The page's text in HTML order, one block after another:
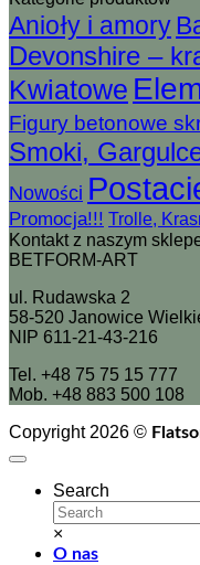
Anioły i amory
Devonshire –
Kwiatowe
Figury betonowe
Smoki,
Nowości
Promocja!!! Trolle,
Kontakt z naszym
BETFORM-ART
ul. Rudawska 2
58-520 Janowice
NIP 611-21-43-216
Tel. +48 75 75 15 777
Mob. +48 883 500 108
Copyright 2026 ©
Search
×
O nas